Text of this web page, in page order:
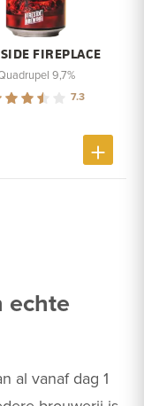
FIREPLACE
9,7%
7.3
echte
al vanaf dag 1